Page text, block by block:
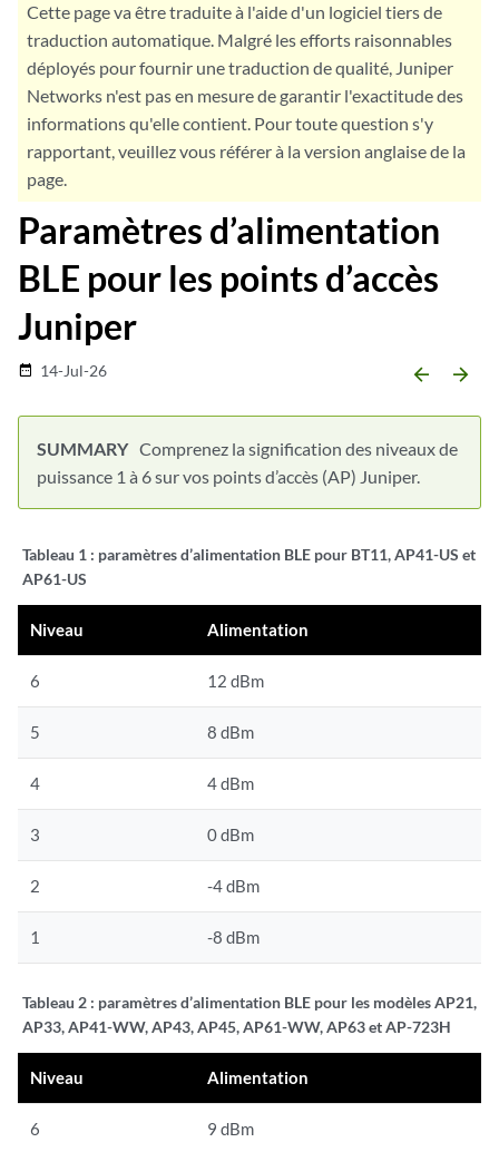
Cette page va être traduite à l'aide d'un logiciel tiers de
traduction automatique. Malgré les efforts raisonnables
déployés pour fournir une traduction de qualité, Juniper
Networks n'est pas en mesure de garantir l'exactitude des
informations qu'elle contient. Pour toute question s'y
rapportant, veuillez vous référer à la version anglaise de la
page.
Paramètres d’alimentation
BLE pour les points d’accès
Juniper
date_range 14-Jul-26 arrow_backward arrow_forward
Comprenez la signification des niveaux de
puissance 1 à 6 sur vos points d’accès (AP) Juniper.
Tableau 1 : paramètres d’alimentation BLE pour BT11, AP41-US et
AP61-US
Niveau Alimentation
6 12 dBm
5 8 dBm
4 4 dBm
3 0 dBm
2 -4 dBm
1 -8 dBm
Tableau 2 : paramètres d’alimentation BLE pour les modèles AP21,
AP33, AP41-WW, AP43, AP45, AP61-WW, AP63 et AP-723H
Niveau Alimentation
6 9 dBm